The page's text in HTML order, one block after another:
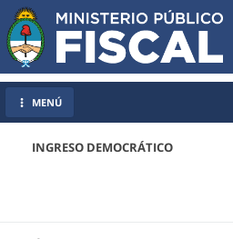
INGRESO DEMOCRÁTICO
MENÚ